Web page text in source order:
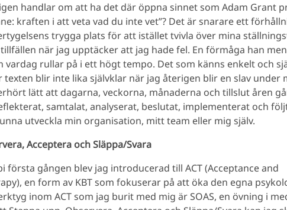
handlar om att ha det där öppna sinnet som Adam Grant
kraften i att veta vad du inte vet”? Det är snarare ett
trygga plats för att istället tvivla över mina
när jag upptäcker att jag hade fel. En förmåga han
vardag rullar på i ett högt tempo. Det som känns enkelt och
texten blir inte lika självklar när jag återigen blir en slav under
lätt att dagarna, veckorna, månaderna och tillslut åren
samtalat, analyserat, beslutat, implementerat och
utveckla min organisation, mitt team eller mig själv.
Acceptera och Släppa/Svara
första gången blev jag introducerad till ACT (Acceptance and
en form av KBT som fokuserar på att öka den egna
inom ACT som jag burit med mig är SOAS, en övning i